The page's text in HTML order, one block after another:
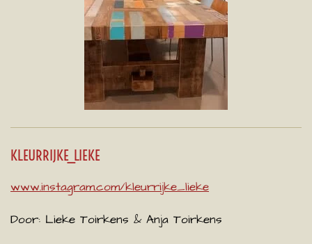
KLEURRIJKE_LIEKE
www.instagram.com/kleurrijke_lieke
Door: Lieke Toirkens & Anja Toirkens